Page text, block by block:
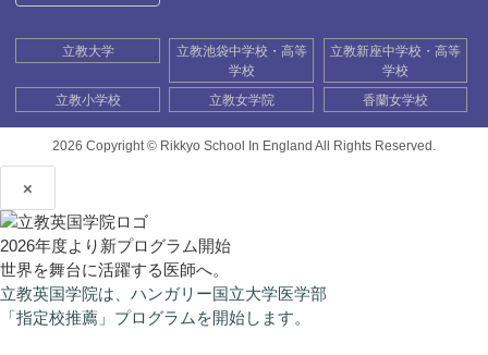
立教大学
立教池袋中学校・高等
学校
立教新座中学校・高等
学校
立教小学校
立教女学院 香蘭女学校
2026 Copyright © Rikkyo School In England All Rights Reserved.
×
2026年度より新プログラム開始
世界を舞台に活躍する医師へ。
立教英国学院は、ハンガリー国立大学医学部
「指定校推薦」プログラムを開始します。